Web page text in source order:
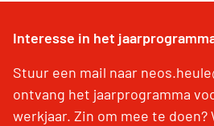
Interesse in het
Stuur een mail naar
ontvang het jaarprogramma
werkjaar. Zin om mee te doen?